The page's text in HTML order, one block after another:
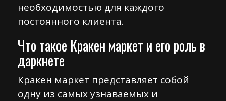
необходимостью для каждого
постоянного клиента.
Что такое Кракен маркет и его роль в
даркнете
Кракен маркет представляет собой
одну из самых узнаваемых и